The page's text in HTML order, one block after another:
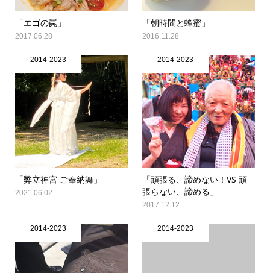
「エゴの罠」
2017.06.28
「朝時間と蜂蜜」
2016.11.28
2014-2023
「弊立神宮 ご奉納舞」
2021.06.02
2014-2023
「頑張る、諦めない！VS 頑
張らない、諦める」
2017.12.12
2014-2023 2014-2023